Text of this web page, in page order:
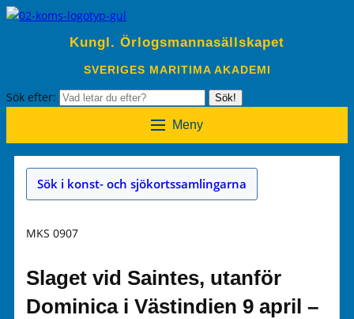
Kungl. Örlogsmannasällskapet
SVERIGES MARITIMA AKADEMI
Sök efter: Sök!
Meny
Sök i konst- och sjökortssamlingarna
MKS 0907
Slaget vid Saintes, utanför
Dominica i Västindien 9 april –